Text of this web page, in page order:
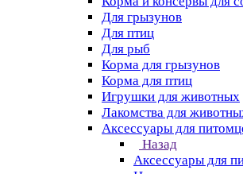
Для грызунов
Для птиц
Для рыб
Корма для грызунов
Корма для птиц
Игрушки для животных
Лакомства для
Аксессуары для
Назад
Аксессуары для